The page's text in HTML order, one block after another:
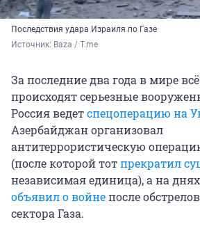
Последствия удара Израиля по Газе
Источник: Baza / Т.me
За последние два года в мире
происходят серьезные
Россия ведетспецоперацию на
Азербайджан организовал
антитеррористическую
(после которой тотпрекратил
независимая единица), а на днях
объявил о войнепосле
сектора Газа.